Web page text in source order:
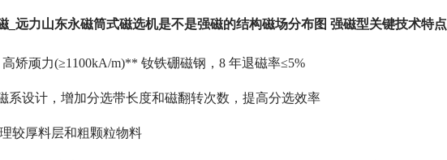
_远力山东永磁筒式磁选机是不是强磁的结构磁场分布图 强磁型关键技术特点
矫顽力(≥1100kA/m)** 钕铁硼磁钢，8 年退磁率≤5%
系设计，增加分选带长度和磁翻转次数，提高分选效率
较厚料层和粗颗粒物料